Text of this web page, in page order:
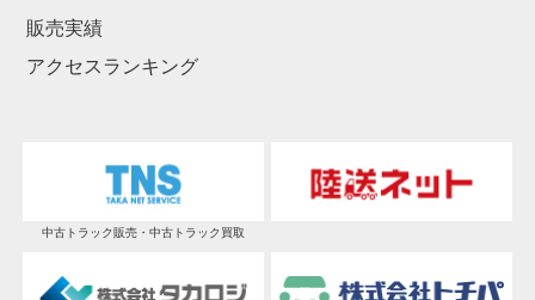
販売実績
アクセスランキング
中古トラック販売・中古トラック買取